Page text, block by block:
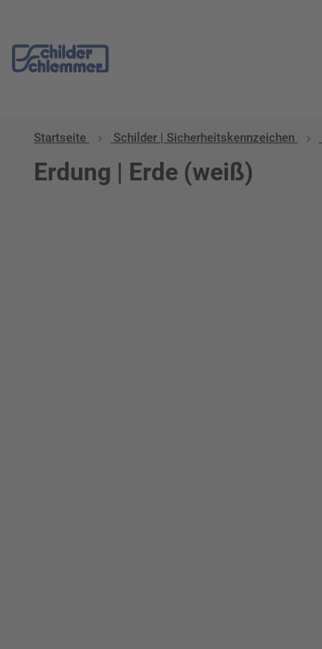
Startseite Schilder | Sicherheitskennzeichen
Erdung | Erde (weiß)